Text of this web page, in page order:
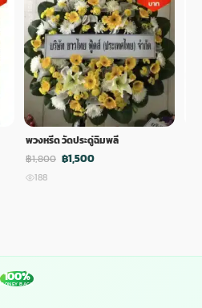
พวงหรีด วัดประดู่ฉิมพลี
฿1,800 ฿1,500
188
100%
MONEY BACK